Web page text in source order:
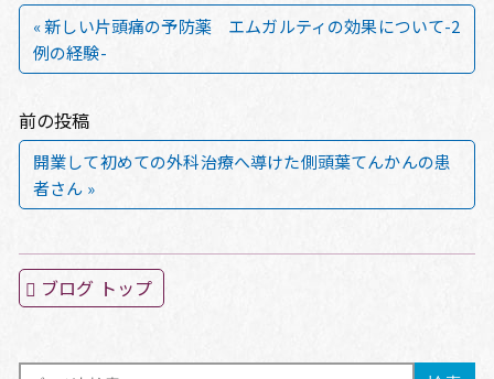
« 新しい片頭痛の予防薬 エムガルティの効果について-2
例の経験-
前の投稿
開業して初めての外科治療へ導けた側頭葉てんかんの患
者さん »
ブログ トップ